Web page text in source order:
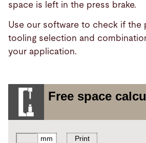
space is left in the press brake.
Use our software to check if the
tooling selection and
your application.